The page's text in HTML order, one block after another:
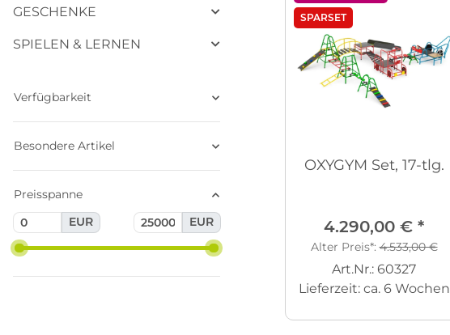
SPARSET
OXYGYM Set, 17-tlg.
4.290,00 € *
Alter Preis*:4.533,00 €
Art.Nr.: 60327
Lieferzeit: ca. 6 Wochen
GESCHENKE
SPIELEN & LERNEN
Verfügbarkeit
Besondere Artikel
Preisspanne
EUR
EUR